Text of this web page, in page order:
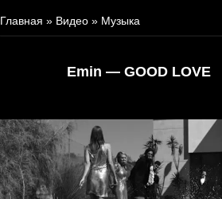
Главная » Видео » Музыка
Emin — GOOD LOVE